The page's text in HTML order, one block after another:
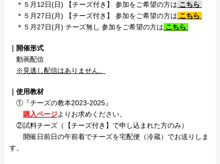
＊５月12日(日) 【チーズ付き】 参加をご希望の方は こちら
＊５月27日(月) 【チーズ付き】 参加をご希望の方は こちら
＊５月27日(月) チーズ無し 参加をご希望の方は こちら
｜開催形式
動画配信
※見逃し配信はありません。
｜使用教材
①『チーズの教本2023-2025』
購入ページよりお求めください。
②試料チーズ（【チーズ付き】で申し込まれた方のみ）
開催日前日の午前着でチーズを宅配便（冷蔵）でお送りしま
す。